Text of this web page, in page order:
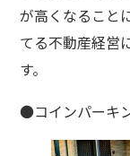
が高くなること
てる不動産経営
す。
●コインパーキ